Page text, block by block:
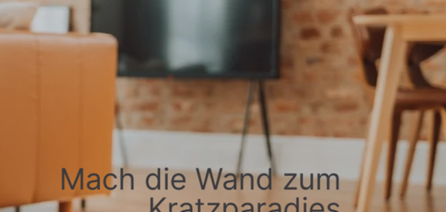
Kennst Du
Die Kratzsäule für kleine und
MEHR ERFAHREN